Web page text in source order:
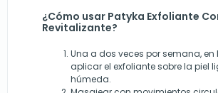
¿Cómo usar Patyka Exfoliante
Revitalizante?
Una a dos veces por semana,
aplicar el exfoliante sobre la piel
húmeda.